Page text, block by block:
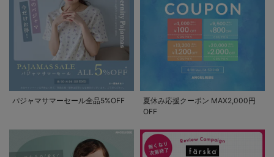
パジャマサマーセール全品5%OFF
夏休み応援クーポン MAX2,000円
OFF